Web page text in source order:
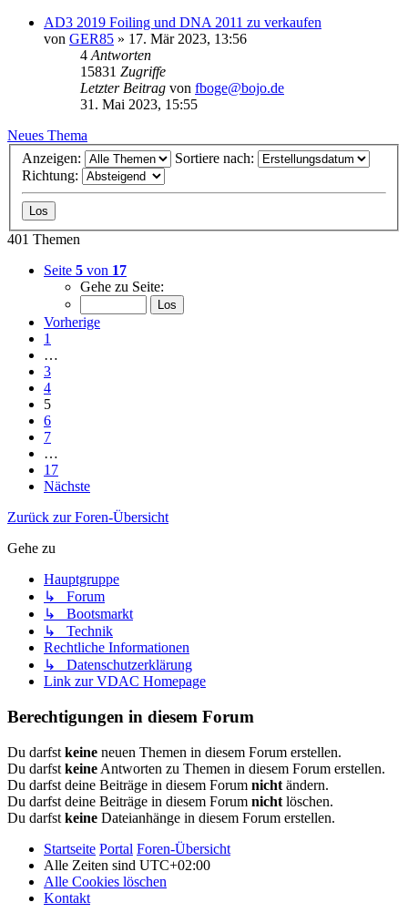
AD3 2019 Foiling und DNA 2011 zu verkaufen
von GER85 » 17. Mär 2023, 13:56
4 Antworten
15831 Zugriffe
Letzter Beitrag von fboge@bojo.de
31. Mai 2023, 15:55
Neues Thema
Anzeigen:
Sortiere nach:
Richtung:
401 Themen
Seite 5 von 17
Gehe zu Seite:
Vorherige
1
…
3
4
5
6
7
…
17
Nächste
Zurück zur Foren-Übersicht
Gehe zu
Hauptgruppe
↳ Forum
↳ Bootsmarkt
↳ Technik
Rechtliche Informationen
↳ Datenschutzerklärung
Link zur VDAC Homepage
Berechtigungen in diesem Forum
Du darfst keine neuen Themen in diesem Forum erstellen.
Du darfst keine Antworten zu Themen in diesem Forum erstellen.
Du darfst deine Beiträge in diesem Forum nicht ändern.
Du darfst deine Beiträge in diesem Forum nicht löschen.
Du darfst keine Dateianhänge in diesem Forum erstellen.
Startseite Portal Foren-Übersicht
Alle Zeiten sind UTC+02:00
Alle Cookies löschen
Kontakt